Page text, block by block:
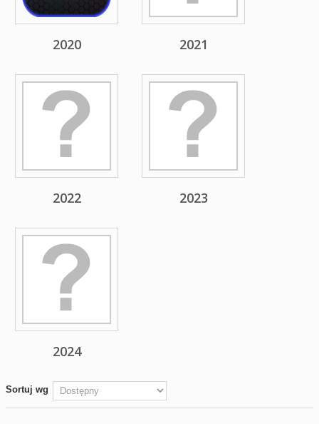
2020 2021
2022 2023
2024
Sortuj wg